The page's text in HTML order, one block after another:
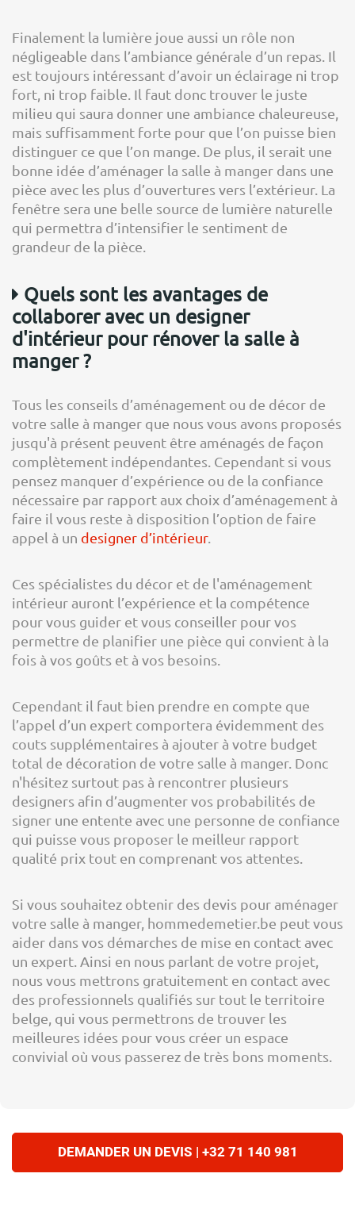
Finalement la lumière joue aussi un rôle non
négligeable dans l’ambiance générale d’un repas. Il
est toujours intéressant d’avoir un éclairage ni trop
fort, ni trop faible. Il faut donc trouver le juste
milieu qui saura donner une ambiance chaleureuse,
mais suffisamment forte pour que l’on puisse bien
distinguer ce que l’on mange. De plus, il serait une
bonne idée d’aménager la salle à manger dans une
pièce avec les plus d’ouvertures vers l’extérieur. La
fenêtre sera une belle source de lumière naturelle
qui permettra d’intensifier le sentiment de
grandeur de la pièce.
Quels sont les avantages de
collaborer avec un designer
d'intérieur pour rénover la salle à
manger ?
Tous les conseils d’aménagement ou de décor de
votre salle à manger que nous vous avons proposés
jusqu'à présent peuvent être aménagés de façon
complètement indépendantes. Cependant si vous
pensez manquer d’expérience ou de la confiance
nécessaire par rapport aux choix d’aménagement à
faire il vous reste à disposition l’option de faire
appel à un designer d’intérieur.
Ces spécialistes du décor et de l'aménagement
intérieur auront l’expérience et la compétence
pour vous guider et vous conseiller pour vos
permettre de planifier une pièce qui convient à la
fois à vos goûts et à vos besoins.
Cependant il faut bien prendre en compte que
l’appel d’un expert comportera évidemment des
couts supplémentaires à ajouter à votre budget
total de décoration de votre salle à manger. Donc
n'hésitez surtout pas à rencontrer plusieurs
designers afin d’augmenter vos probabilités de
signer une entente avec une personne de confiance
qui puisse vous proposer le meilleur rapport
qualité prix tout en comprenant vos attentes.
Si vous souhaitez obtenir des devis pour aménager
votre salle à manger, hommedemetier.be peut vous
aider dans vos démarches de mise en contact avec
un expert. Ainsi en nous parlant de votre projet,
nous vous mettrons gratuitement en contact avec
des professionnels qualifiés sur tout le territoire
belge, qui vous permettrons de trouver les
meilleures idées pour vous créer un espace
convivial où vous passerez de très bons moments.
DEMANDER UN DEVIS | +32 71 140 981